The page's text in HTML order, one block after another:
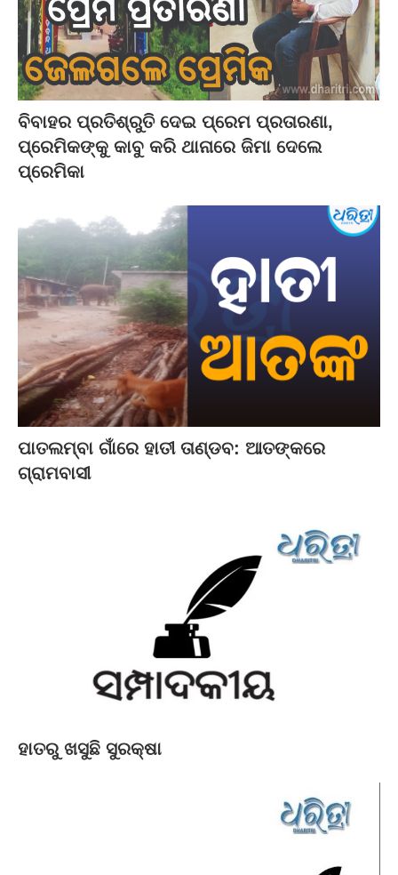
ବିବାହର ପ୍ରତିଶ୍ରୁତି ଦେଇ ପ୍ରେମ ପ୍ରତାରଣା,
ପ୍ରେମିକଙ୍କୁ କାବୁ କରି ଥାନାରେ ଜିମା ଦେଲେ
ପ୍ରେମିକା
ପାତଲମ୍ବା ଗାଁରେ ହାତୀ ତାଣ୍ଡବ: ଆତଙ୍କରେ
ଗ୍ରାମବାସୀ
ହାତରୁ ଖସୁଛି ସୁରକ୍ଷା